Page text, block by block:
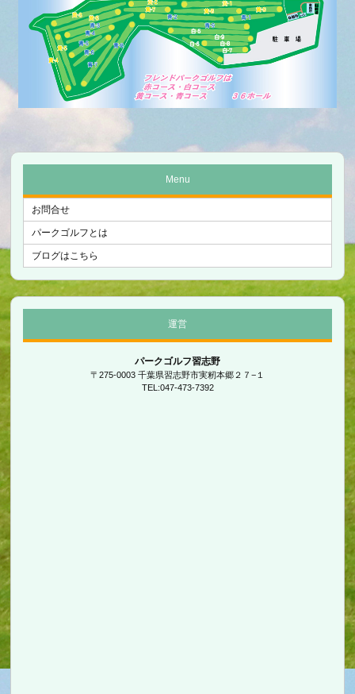
Menu
お問合せ
パークゴルフとは
ブログはこちら
運営
パークゴルフ習志野
〒275-0003 千葉県習志野市実籾本郷２７−１
TEL:047-473-7392